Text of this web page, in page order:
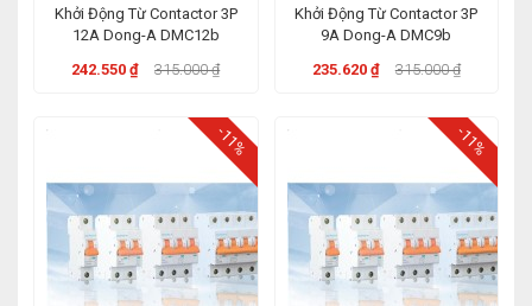
Khởi Động Từ Contactor 3P
12A Dong-A DMC12b
242.550 ₫
315.000 ₫
Khởi Động Từ Contactor 3P
9A Dong-A DMC9b
235.620 ₫
315.000 ₫
-11% -11%